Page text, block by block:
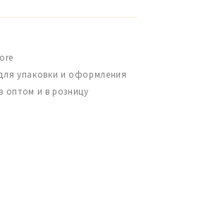
упаковки и оформления
оптом и в розницу